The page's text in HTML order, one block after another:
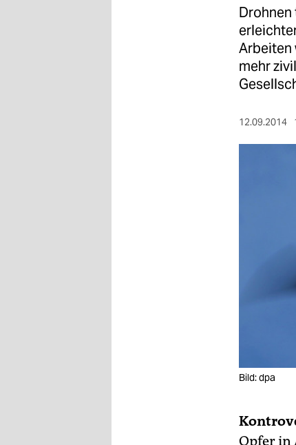
Drohnen
Arbeiten
mehr
12.09.2014
Bild: dpa
Opfer in